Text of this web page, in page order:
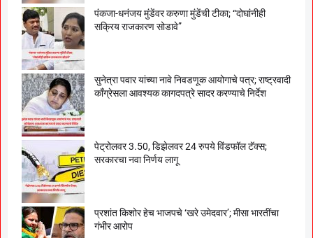
पंकजा-धनंजय मुंडेंवर करुणा मुंडेंची टीका; “दोघांनीही
सक्रिय राजकारण सोडावे”
सुनेत्रा पवार यांच्या नावे निवडणूक आयोगाचे पत्र; राष्ट्रवादी
काँग्रेसला आवश्यक कागदपत्रे सादर करण्याचे निर्देश
पेट्रोलवर 3.50, डिझेलवर 24 रुपये विंडफॉल टॅक्स;
सरकारचा नवा निर्णय लागू
प्रशांत किशोर हेच भाजपचे ‘खरे उमेदवार’; मीसा भारतींचा
गंभीर आरोप